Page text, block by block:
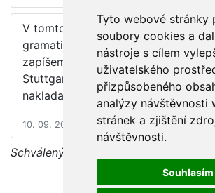
Tyto webové stránky
soubory cookies a
nástroje s cílem
uživatelského
přizpůsobeného
analýzy návštěvnosti
stránek a zjištění
návštěvnosti.
Souhlasím
V tomto případě, pokud není jméno
gramaticky spojeno se jménem
zapíšeme do podpole $a místo
Stuttgart) a do podpole $b
nakladatele ($b Philipp Reclam).
10. 09. 2018 12:00
Schválený dotaz, diskuse je uzavřena